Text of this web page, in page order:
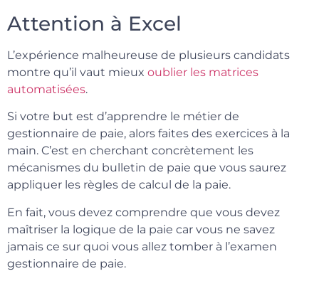
Attention à Excel
L’expérience malheureuse de plusieurs candidats
montre qu’il vaut mieux oublier les matrices
automatisées.
Si votre but est d’apprendre le métier de
gestionnaire de paie, alors faites des exercices à la
main. C’est en cherchant concrètement les
mécanismes du bulletin de paie que vous saurez
appliquer les règles de calcul de la paie.
En fait, vous devez comprendre que vous devez
maîtriser la logique de la paie car vous ne savez
jamais ce sur quoi vous allez tomber à l’examen
gestionnaire de paie.